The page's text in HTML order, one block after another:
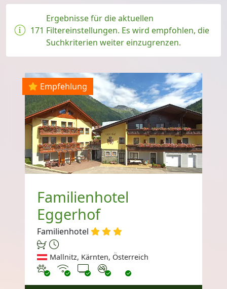
171
Ergebnisse für die aktuellen
Filtereinstellungen. Es wird empfohlen, die
Suchkriterien weiter einzugrenzen.
Empfehlung
Familienhotel
Eggerhof
Familienhotel
Mallnitz, Kärnten, Österreich
Haustiere erlaubt
Internet
TV Nichtraucher